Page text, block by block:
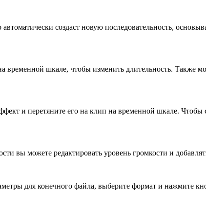
создаст новую последовательность,
временной шкале, чтобы изменить длительность. Также
и перетяните его на клип на временной шкале. Чтобы
вы можете редактировать уровень громкости и
для конечного файла, выберите формат и нажмите